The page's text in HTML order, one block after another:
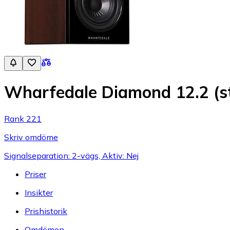
Wharfedale Diamond 12.2
Rank 221
Skriv omdöme
Signalseparation: 2-vägs, Aktiv: Nej
Priser
Insikter
Prishistorik